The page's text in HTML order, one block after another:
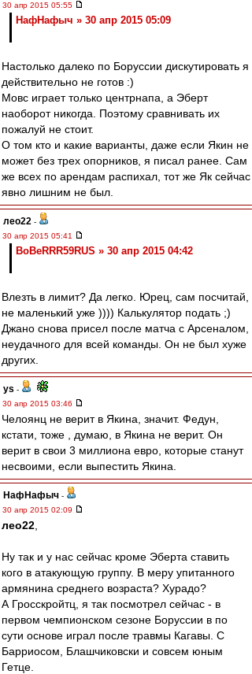
30 апр 2015 05:55
НафНафыч » 30 апр 2015 05:09
Настолько далеко по Боруссии дискутировать я
действительно не готов :)
Мовс играет только центрнапа, а Эберт
наоборот никогда. Поэтому сравнивать их
пожалуй не стоит.
О том кто и какие варианты, даже если Якин не
может без трех опорников, я писал ранее. Сам
же всех по арендам распихал, тот же Як сейчас
явно лишним не был.
лео22 -
30 апр 2015 05:41
BoBeRRR59RUS » 30 апр 2015 04:42
Влезть в лимит? Да легко. Юрец, сам посчитай,
не маленький уже )))) Калькулятор подать ;)
Джано снова присел после матча с Арсеналом,
неудачного для всей команды. Он не был хуже
других.
ys -
30 апр 2015 03:46
Челоянц не верит в Якина, значит. Федун,
кстати, тоже , думаю, в Якина не верит. Он
верит в свои 3 миллиона евро, которые станут
несвоими, если выпестить Якина.
НафНафыч -
30 апр 2015 02:09
лео22
Ну так и у нас сейчас кроме Эберта ставить
кого в атакующую группу. В меру упитанного
армянина среднего возраста? Хурадо?
А Гросскройтц, я так посмотрел сейчас - в
первом чемпионском сезоне Боруссии в по
сути основе играл после травмы Кагавы. С
Барриосом, Блашчиковски и совсем юным
Гетце.